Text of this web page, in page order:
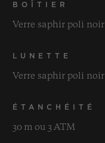
BOÎTIER
Verre saphir poli noir
LUNETTE
Verre saphir poli noir
ÉTANCHÉITÉ
30 m ou 3 ATM